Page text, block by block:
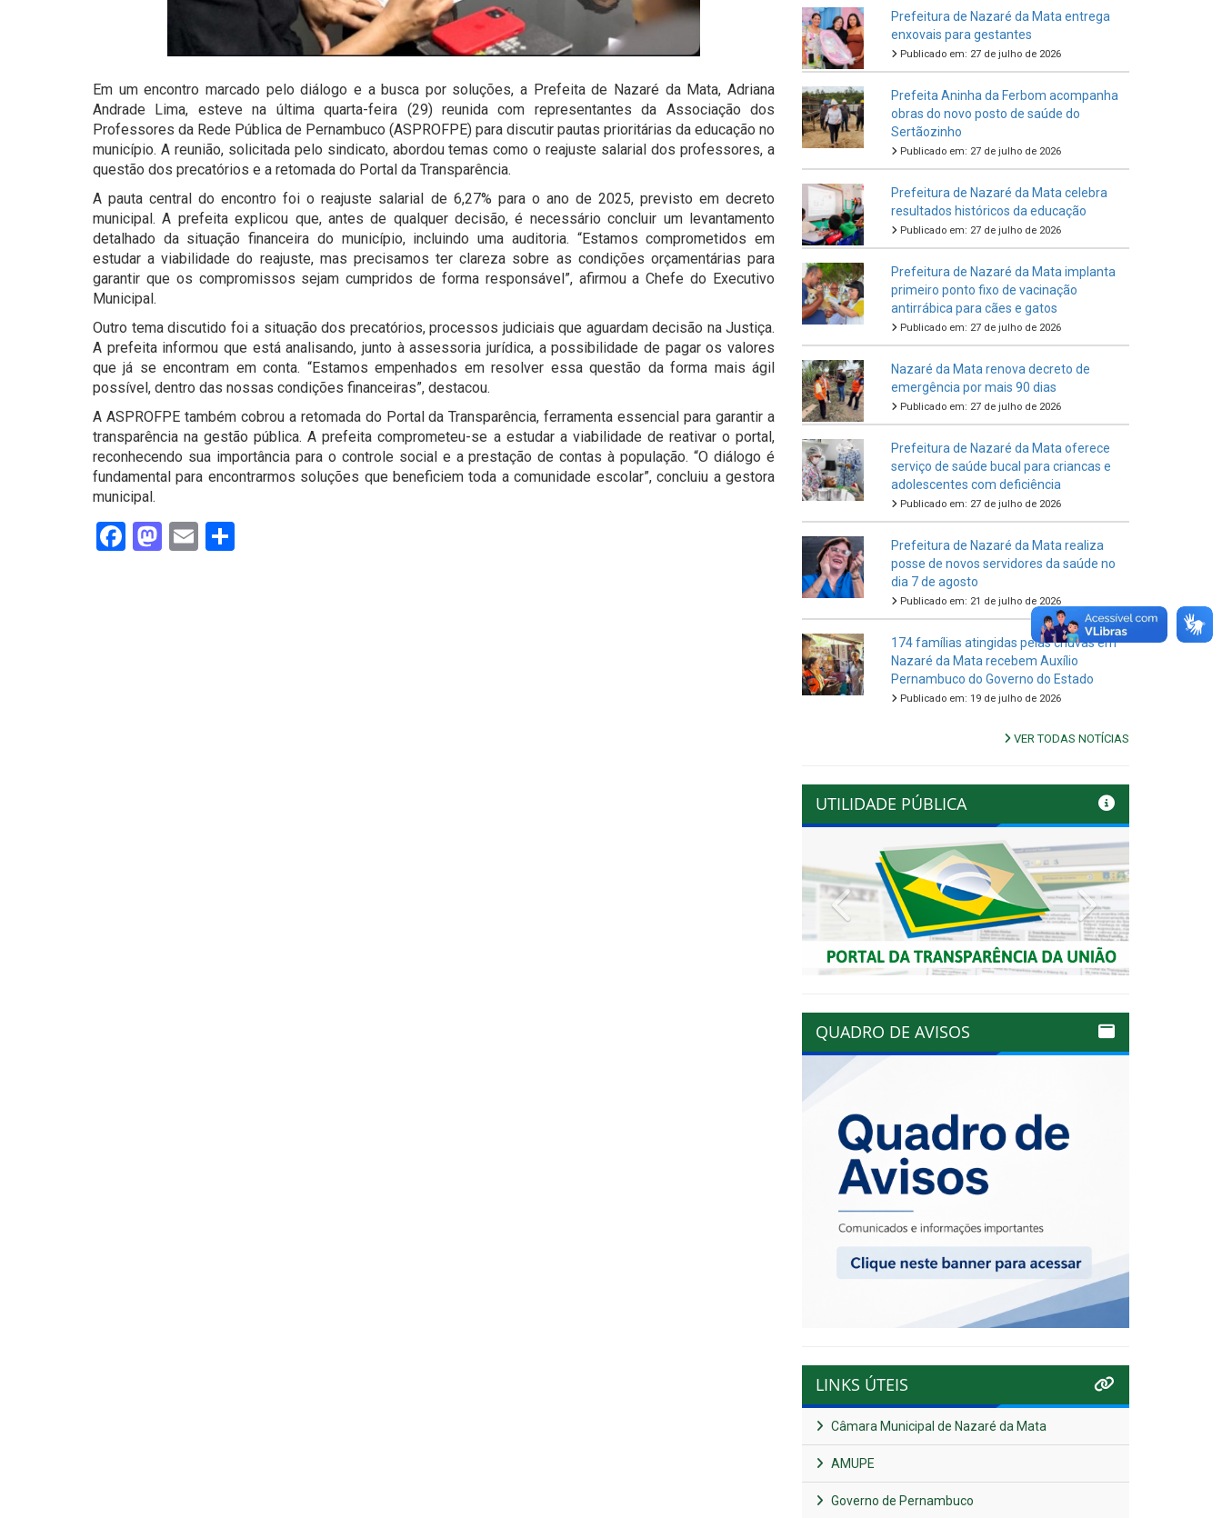
Em um encontro marcado pelo diálogo e a busca por soluções, a Prefeita de Nazaré da Mata, Adriana
Andrade Lima, esteve na última quarta-feira (29) reunida com representantes da Associação dos
Professores da Rede Pública de Pernambuco (ASPROFPE) para discutir pautas prioritárias da educação no
município. A reunião, solicitada pelo sindicato, abordou temas como o reajuste salarial dos professores, a
questão dos precatórios e a retomada do Portal da Transparência.
A pauta central do encontro foi o reajuste salarial de 6,27% para o ano de 2025, previsto em decreto
municipal. A prefeita explicou que, antes de qualquer decisão, é necessário concluir um levantamento
detalhado da situação financeira do município, incluindo uma auditoria. “Estamos comprometidos em
estudar a viabilidade do reajuste, mas precisamos ter clareza sobre as condições orçamentárias para
garantir que os compromissos sejam cumpridos de forma responsável”, afirmou a Chefe do Executivo
Municipal.
Outro tema discutido foi a situação dos precatórios, processos judiciais que aguardam decisão na Justiça.
A prefeita informou que está analisando, junto à assessoria jurídica, a possibilidade de pagar os valores
que já se encontram em conta. “Estamos empenhados em resolver essa questão da forma mais ágil
possível, dentro das nossas condições financeiras”, destacou.
A ASPROFPE também cobrou a retomada do Portal da Transparência, ferramenta essencial para garantir a
transparência na gestão pública. A prefeita comprometeu-se a estudar a viabilidade de reativar o portal,
reconhecendo sua importância para o controle social e a prestação de contas à população. “O diálogo é
fundamental para encontrarmos soluções que beneficiem toda a comunidade escolar”, concluiu a gestora
municipal.
Facebook
Mastodon
Email
Prefeitura de Nazaré da Mata entrega
enxovais para gestantes
Publicado em: 27 de julho de 2026
Prefeita Aninha da Ferbom acompanha
obras do novo posto de saúde do
Sertãozinho
Publicado em: 27 de julho de 2026
Prefeitura de Nazaré da Mata celebra
resultados históricos da educação
Publicado em: 27 de julho de 2026
Prefeitura de Nazaré da Mata implanta
primeiro ponto fixo de vacinação
antirrábica para cães e gatos
Publicado em: 27 de julho de 2026
Nazaré da Mata renova decreto de
emergência por mais 90 dias
Publicado em: 27 de julho de 2026
Prefeitura de Nazaré da Mata oferece
serviço de saúde bucal para criancas e
adolescentes com deficiência
Publicado em: 27 de julho de 2026
Prefeitura de Nazaré da Mata realiza
posse de novos servidores da saúde no
dia 7 de agosto
Publicado em: 21 de julho de 2026
174 famílias atingidas pelas chuvas em
Nazaré da Mata recebem Auxílio
Pernambuco do Governo do Estado
Publicado em: 19 de julho de 2026
VER TODAS NOTÍCIAS
UTILIDADE PÚBLICA
Previous Next
QUADRO DE AVISOS
LINKS ÚTEIS
Câmara Municipal de Nazaré da Mata
AMUPE
Governo de Pernambuco